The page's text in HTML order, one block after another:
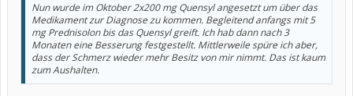
Nun wurde im Oktober 2x200 mg Quensyl angesetzt um über das
Medikament zur Diagnose zu kommen. Begleitend anfangs mit 5
mg Prednisolon bis das Quensyl greift. Ich hab dann nach 3
Monaten eine Besserung festgestellt. Mittlerweile spüre ich aber,
dass der Schmerz wieder mehr Besitz von mir nimmt. Das ist kaum
zum Aushalten.